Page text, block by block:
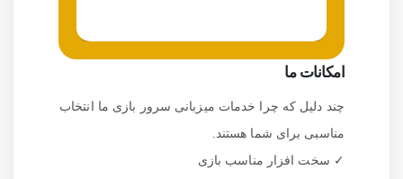
امکانات ما
چند دلیل که چرا خدمات میزبانی سرور بازی ما انتخاب
مناسبی برای شما هستند.
✓ سخت افزار مناسب بازی